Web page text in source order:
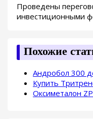
Проведены
инвестиционными
Похожие
Андробол 300
Купить
Оксиметалон